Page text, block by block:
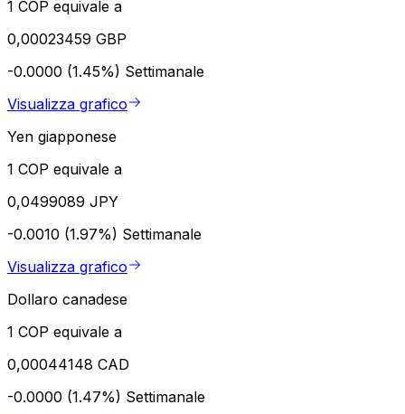
1 COP equivale a
0,00023459 GBP
-0.0000 (1.45%) Settimanale
Visualizza grafico
Yen giapponese
1 COP equivale a
0,0499089 JPY
-0.0010 (1.97%) Settimanale
Visualizza grafico
Dollaro canadese
1 COP equivale a
0,00044148 CAD
-0.0000 (1.47%) Settimanale